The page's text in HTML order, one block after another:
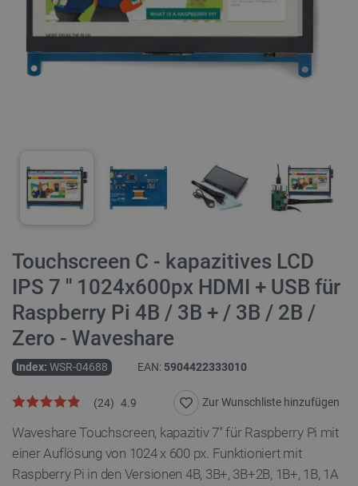
Touchscreen C - kapazitives LCD
IPS 7 '' 1024x600px HDMI + USB für
Raspberry Pi 4B / 3B + / 3B / 2B /
Zero - Waveshare
Index: WSR-04688 EAN: 5904422333010
4.9
(24) Zur Wunschliste hinzufügen
Waveshare Touchscreen, kapazitiv 7" für Raspberry Pi mit
einer Auflösung von 1024 x 600 px. Funktioniert mit
Raspberry Pi in den Versionen 4B, 3B+, 3B+2B, 1B+, 1B, 1A